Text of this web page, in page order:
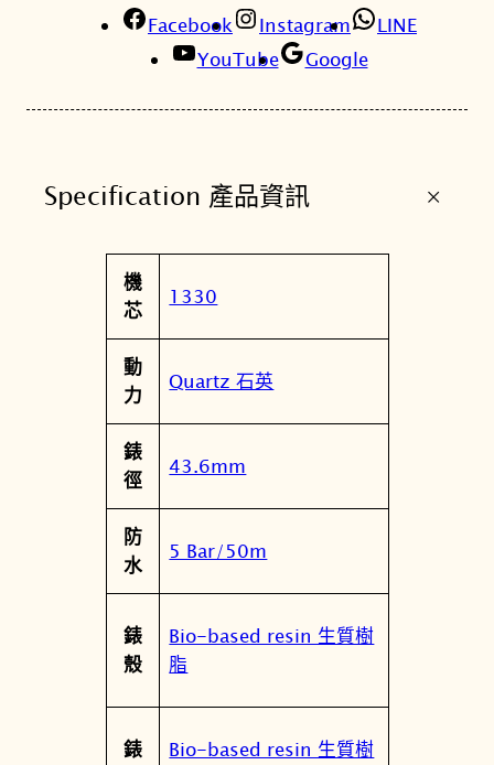
橘
色
錶
字
針
量
Facebook Instagram
LINE
YouTube
Google
Specification 產品資訊 +
屬
性
值
機
芯
1330
動
力
Quartz 石英
錶
徑
43.6mm
防
水
5 Bar/50m
錶
殼
Bio-based resin 生質樹
脂
錶
Bio-based resin 生質樹